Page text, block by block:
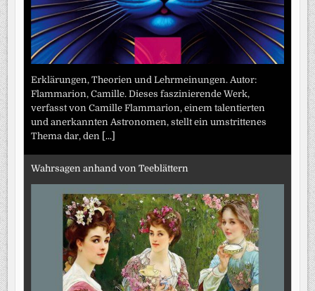
Erklärungen, Theorien und Lehrmeinungen. Autor:
Flammarion, Camille. Dieses faszinierende Werk,
verfasst von Camille Flammarion, einem talentierten
und anerkannten Astronomen, stellt ein umstrittenes
Thema dar, den
[...]
Wahrsagen anhand von Teeblättern